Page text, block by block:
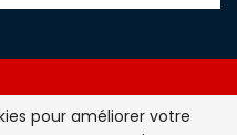
pour améliorer votre